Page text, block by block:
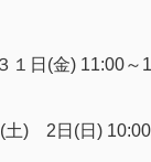
日(金) 11:00～
日(日) 10:00